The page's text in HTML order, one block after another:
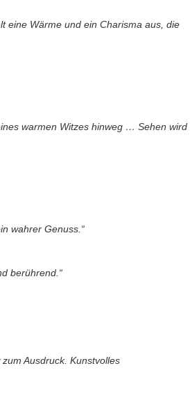
eine Wärme und ein Charisma aus, die
warmen Witzes hinweg … Sehen wird
wahrer Genuss.“
berührend.“
Ausdruck. Kunstvolles